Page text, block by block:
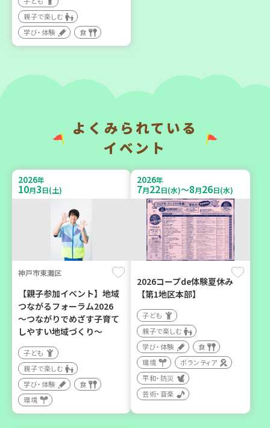
【第3地区本部】住み慣れた
地域で暮らしたい 「コープ
くらしの助け合いの会」
ボランティア
日(月) 9月26日(土)
「フードドライブ」集中受
ボランティア
2026年
9 月24日(木)
神戸市東灘区
【第3地区本部】地域のつど
い場で憩いのひとときを
（第4木曜日に開催）
カフェ・つどい場
2026年
9月6日(日)
西宮市
親子で楽しむ
学び・体験
食
よくみられている
イベント
2026年
10月3日(土)
神戸市東灘区
【親子参加イベント】地域
つながるフォーラム2026
～つながりでめざす子育て
しやすい地域づくり～
子ども
親子で楽しむ
学び・体験
食
環境
2026年
7月22日(水)～8月26日(水)
2026コープde体験夏休み
【第1地区本部】
子ども
親子で楽しむ
学び・体験
食
環境
ボランティア
平和・防災
芸術・音楽